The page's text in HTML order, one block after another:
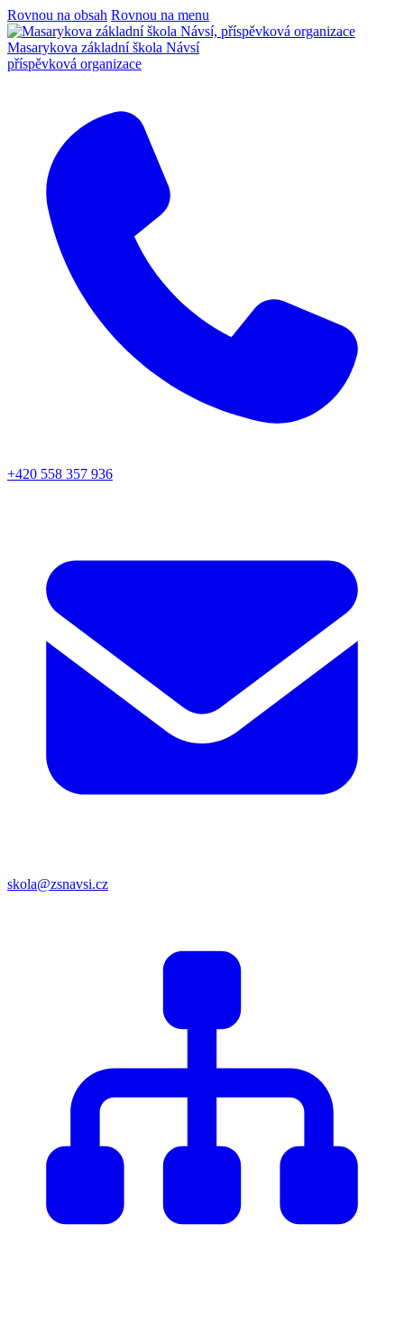
Rovnou na obsah Rovnou na menu
Masarykova základní škola Návsí
příspěvková organizace
+420 558 357 936
skola@zsnavsi.cz